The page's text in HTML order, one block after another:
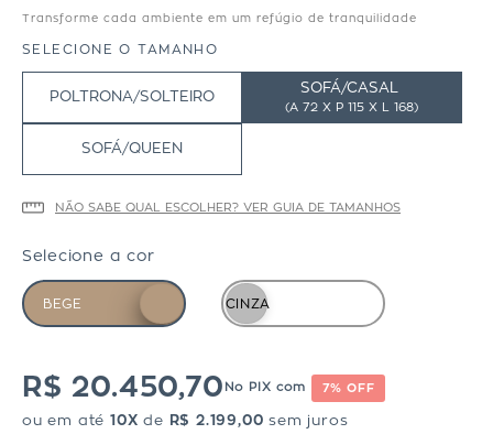
Transforme cada ambiente em um refúgio de tranquilidade
SELECIONE O TAMANHO
POLTRONA/SOLTEIRO
SOFÁ/CASAL
(A 72 X P 115 X L 168)
SOFÁ/QUEEN
NÃO SABE QUAL ESCOLHER? VER GUIA DE TAMANHOS
Selecione a cor
BEGE CINZA
R$ 20.450,70 No PIX com 7% OFF
ou em até 10X de R$ 2.199,00 sem juros